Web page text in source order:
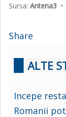
Sursa: Antena3 •
Share
ALTE
Incepe
Romanii